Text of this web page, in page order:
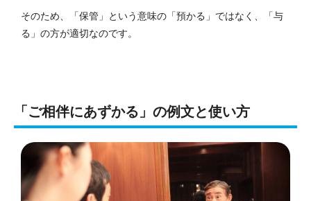
そのため、「保管」という意味の「預かる」ではなく、「与
る」の方が適切なのです。
「ご相伴にあずかる」の例文と使い方